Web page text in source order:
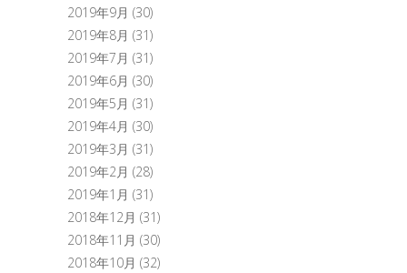
2019年9月 (30)
2019年8月 (31)
2019年7月 (31)
2019年6月 (30)
2019年5月 (31)
2019年4月 (30)
2019年3月 (31)
2019年2月 (28)
2019年1月 (31)
2018年12月 (31)
2018年11月 (30)
2018年10月 (32)